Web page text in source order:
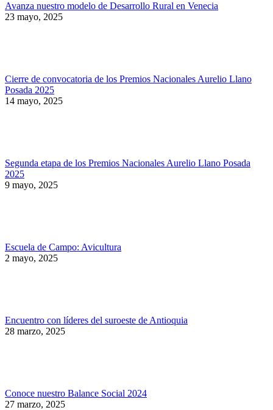
Avanza nuestro modelo de Desarrollo Rural en Venecia
23 mayo, 2025
Cierre de convocatoria de los Premios Nacionales Aurelio Llano
Posada 2025
14 mayo, 2025
Segunda etapa de los Premios Nacionales Aurelio Llano Posada
2025
9 mayo, 2025
Escuela de Campo: Avicultura
2 mayo, 2025
Encuentro con líderes del suroeste de Antioquia
28 marzo, 2025
Conoce nuestro Balance Social 2024
27 marzo, 2025